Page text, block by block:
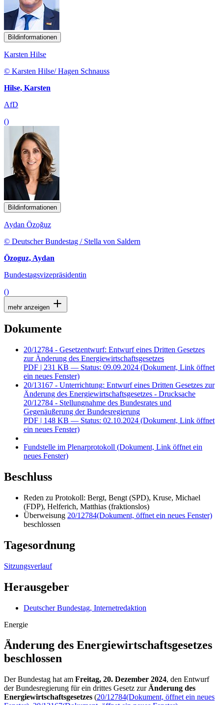
Bildinformationen
Karsten Hilse
© Karsten Hilse/ Hagen Schnauss
Hilse, Karsten
AfD
()
Bildinformationen
Aydan Özoğuz
© Deutscher Bundestag / Stella von Saldern
Özoguz, Aydan
Bundestagsvizepräsidentin
()
mehr anzeigen
Dokumente
20/12784 - Gesetzentwurf: Entwurf eines Dritten Gesetzes
zur Änderung des Energiewirtschaftsgesetzes
PDF | 231 KB — Status: 09.09.2024 (Dokument, Link öffnet
ein neues Fenster)
20/13167 - Unterrichtung: Entwurf eines Dritten Gesetzes zur
Änderung des Energiewirtschaftsgesetzes - Drucksache
20/12784 - Stellungnahme des Bundesrates und
Gegenäußerung der Bundesregierung
PDF | 148 KB — Status: 02.10.2024 (Dokument, Link öffnet
ein neues Fenster)
Fundstelle im Plenarprotokoll (Dokument, Link öffnet ein
neues Fenster)
Beschluss
Reden zu Protokoll: Bergt, Bengt (SPD), Kruse, Michael
(FDP), Helferich, Matthias (fraktionslos)
Überweisung 20/12784(Dokument, öffnet ein neues Fenster)
beschlossen
Tagesordnung
Sitzungsverlauf
Herausgeber
Deutscher Bundestag, Internetredaktion
Energie
Änderung des Energiewirtschaftsgesetzes
beschlossen
Der Bundestag hat am Freitag, 20. Dezember 2024, den Entwurf
der Bundesregierung für ein drittes Gesetz zur Änderung des
Energiewirtschaftsgesetzes (20/12784(Dokument, öffnet ein neues